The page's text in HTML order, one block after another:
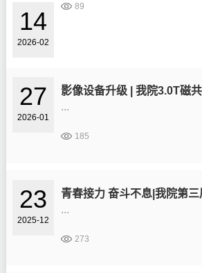
14
2026-02
89
27
2026-01
...
185
23
2025-12
...
273